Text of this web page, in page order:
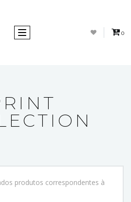
Toggle navigation 0
produtos correspondentes à